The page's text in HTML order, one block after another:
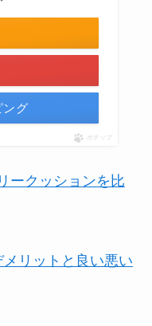
ング
ポチップ
ークッションを比
リットと良い悪い